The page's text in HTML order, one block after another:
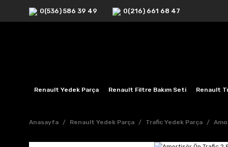
0(536) 586 39 49 0(216) 661 68 47
Renault Yedek Parça Renault Filtre Bakım Seti Renault
Anasayfa Renault Yedek Parça Trafic Yedek Parça